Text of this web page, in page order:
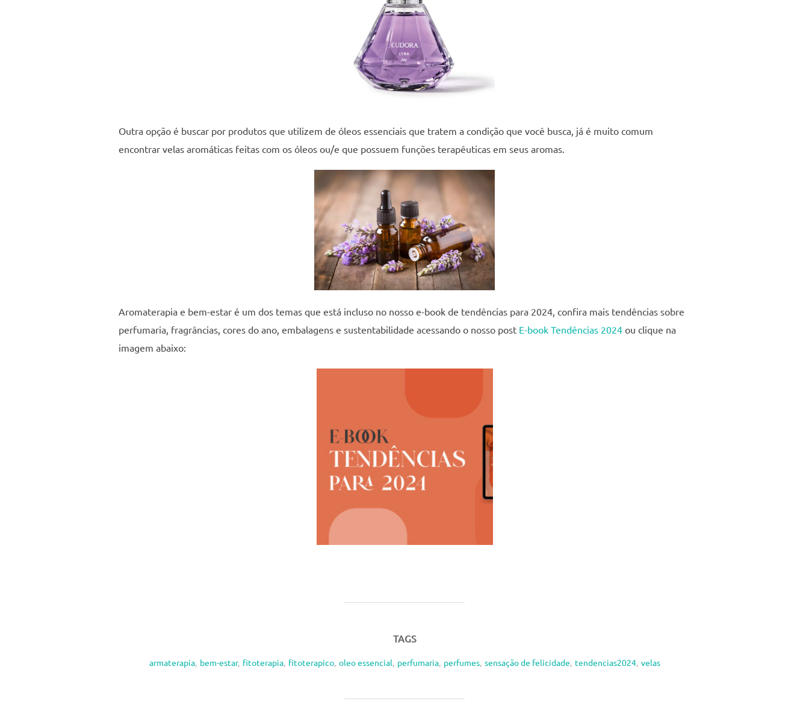
Outra opção é buscar por produtos que utilizem de óleos essenciais que tratem a condição que você busca, já é muito comum
encontrar velas aromáticas feitas com os óleos ou/e que possuem funções terapêuticas em seus aromas.
Aromaterapia e bem-estar é um dos temas que está incluso no nosso e-book de tendências para 2024, confira mais tendências sobre
perfumaria, fragrâncias, cores do ano, embalagens e sustentabilidade acessando o nosso post E-book Tendências 2024 ou clique na
imagem abaixo:
TAGS
armaterapia, bem-estar, fitoterapia, fitoterapico, oleo essencial, perfumaria, perfumes, sensação de felicidade, tendencias2024, velas